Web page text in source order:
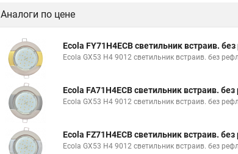
Аналоги по цене
Ecola FY71H4ECB светильник встраив.
Ecola GX53 H4 9012 светильник встраив. без
Ecola FA71H4ECB светильник встраив.
Ecola GX53 H4 9012 светильник встраив. без
Ecola FZ71H4ECB светильник встраив.
Ecola GX53 H4 9012 светильник встраив. без